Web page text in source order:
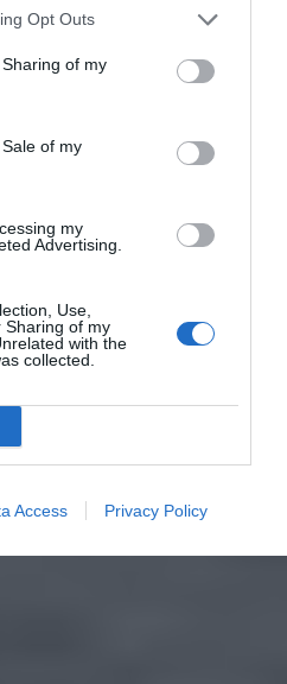
Opt Outs
of my
of my
my
Advertising.
Use,
Sharing of my
with the
collected.
Access Privacy Policy